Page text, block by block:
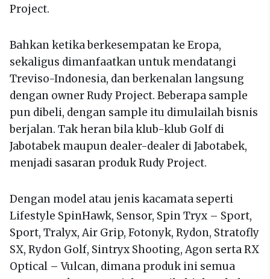
Project.
Bahkan ketika berkesempatan ke Eropa,
sekaligus dimanfaatkan untuk mendatangi
Treviso-Indonesia, dan berkenalan langsung
dengan owner Rudy Project. Beberapa sample
pun dibeli, dengan sample itu dimulailah bisnis
berjalan. Tak heran bila klub-klub Golf di
Jabotabek maupun dealer-dealer di Jabotabek,
menjadi sasaran produk Rudy Project.
Dengan model atau jenis kacamata seperti
Lifestyle SpinHawk, Sensor, Spin Tryx – Sport,
Sport, Tralyx, Air Grip, Fotonyk, Rydon, Stratofly
SX, Rydon Golf, Sintryx Shooting, Agon serta RX
Optical – Vulcan, dimana produk ini semua